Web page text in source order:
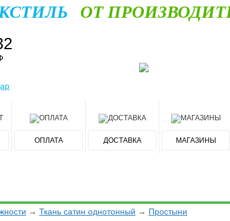
ОТ
ОПЛАТА ДОСТАВКА МАГАЗИНЫ
→ Ткань сатин однотонный → Простыни